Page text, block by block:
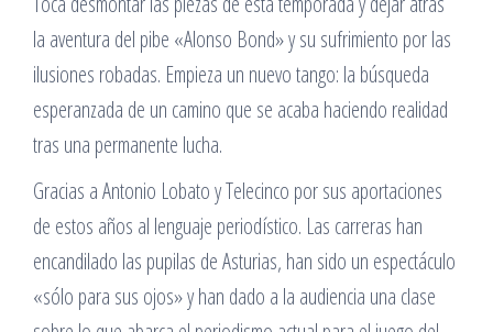
la aventura del pibe «Alonso Bond» y su sufrimiento por las
ilusiones robadas. Empieza un nuevo tango: la búsqueda
esperanzada de un camino que se acaba haciendo realidad
tras una permanente lucha.
Gracias a Antonio Lobato y Telecinco por sus aportaciones
de estos años al lenguaje periodístico. Las carreras han
encandilado las pupilas de Asturias, han sido un espectáculo
«sólo para sus ojos» y han dado a la audiencia una clase